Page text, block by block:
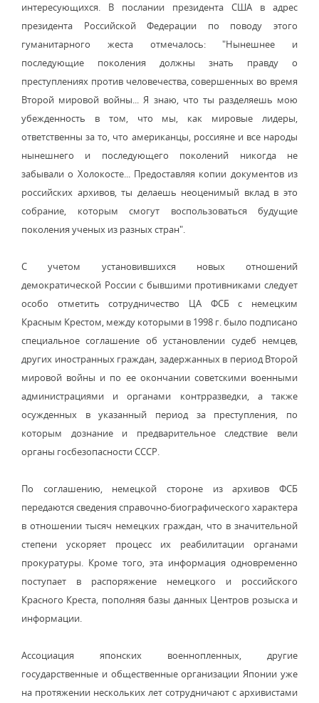
интересующихся. В послании президента США в адрес
президента Российской Федерации по поводу этого
гуманитарного жеста отмечалось: "Нынешнее и
последующие поколения должны знать правду о
преступлениях против человечества, совершенных во время
Второй мировой войны... Я знаю, что ты разделяешь мою
убежденность в том, что мы, как мировые лидеры,
ответственны за то, что американцы, россияне и все народы
нынешнего и последующего поколений никогда не
забывали о Холокосте... Предоставляя копии документов из
российских архивов, ты делаешь неоценимый вклад в это
собрание, которым смогут воспользоваться будущие
поколения ученых из разных стран".
С учетом установившихся новых отношений
демократической России с бывшими противниками следует
особо отметить сотрудничество ЦА ФСБ с немецким
Красным Крестом, между которыми в 1998 г. было подписано
специальное соглашение об установлении судеб немцев,
других иностранных граждан, задержанных в период Второй
мировой войны и по ее окончании советскими военными
администрациями и органами контрразведки, а также
осужденных в указанный период за преступления, по
которым дознание и предварительное следствие вели
органы госбезопасности СССР.
По соглашению, немецкой стороне из архивов ФСБ
передаются сведения справочно-биографического характера
в отношении тысяч немецких граждан, что в значительной
степени ускоряет процесс их реабилитации органами
прокуратуры. Кроме того, эта информация одновременно
поступает в распоряжение немецкого и российского
Красного Креста, пополняя базы данных Центров розыска и
информации.
Ассоциация японских военнопленных, другие
государственные и общественные организации Японии уже
на протяжении нескольких лет сотрудничают с архивистами